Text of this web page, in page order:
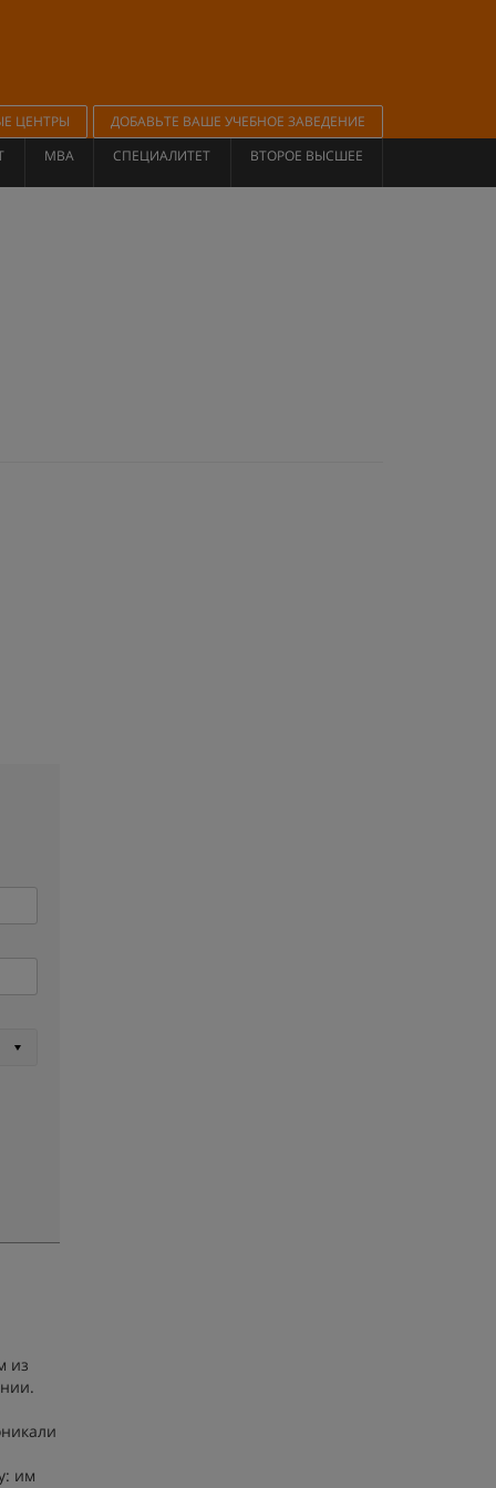
ЦЕНТРЫ
ДОБАВЬТЕ ВАШЕ УЧЕБНОЕ ЗАВЕДЕНИЕ
MBA СПЕЦИАЛИТЕТ ВТОРОЕ ВЫСШЕЕ
из
им